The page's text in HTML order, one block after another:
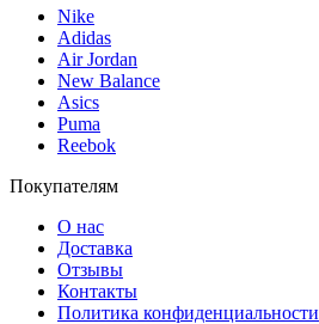
Nike
Adidas
Air Jordan
New Balance
Asics
Puma
Reebok
Покупателям
О нас
Доставка
Отзывы
Контакты
Политика конфиденциальности